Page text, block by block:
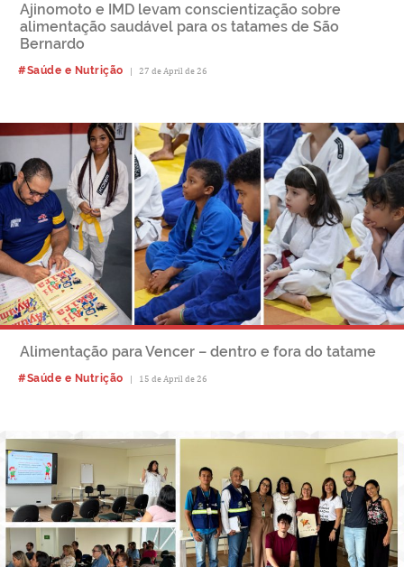
Ajinomoto e IMD levam conscientização sobre
alimentação saudável para os tatames de São
Bernardo
#Saúde e Nutrição | 27 de April de 26
Alimentação para Vencer – dentro e fora do tatame
#Saúde e Nutrição | 15 de April de 26